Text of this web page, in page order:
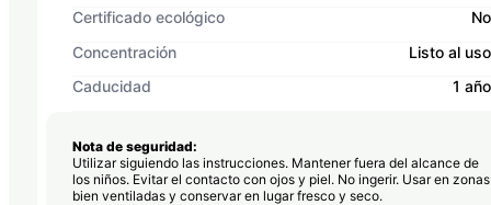
Certificado ecológico
No
Concentración
Listo al uso
Caducidad
1 año
Nota de seguridad:
Utilizar siguiendo las instrucciones. Mantener fuera del alcance de
los niños. Evitar el contacto con ojos y piel. No ingerir. Usar en zonas
bien ventiladas y conservar en lugar fresco y seco.